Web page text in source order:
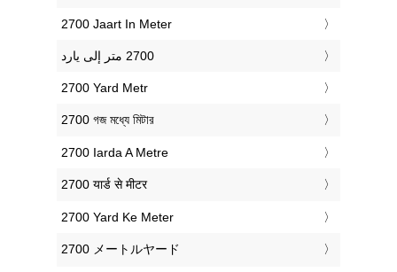
‎2700 Jaart In Meter
‎2700 Yard Metr
‎2700 গজ মধ্যে মিটার
‎2700 Iarda A Metre
‎2700 यार्ड से मीटर
‎2700 Yard Ke Meter
‎2700 メートルヤード